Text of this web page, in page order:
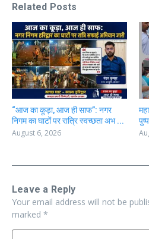
Related Posts
“आज का कूड़ा, आज ही साफ”: नगर
निगम का घाटों पर रात्रि स्वच्छता अभ ...
August 6, 2026
Leave a Reply
Your email address will not be
marked *